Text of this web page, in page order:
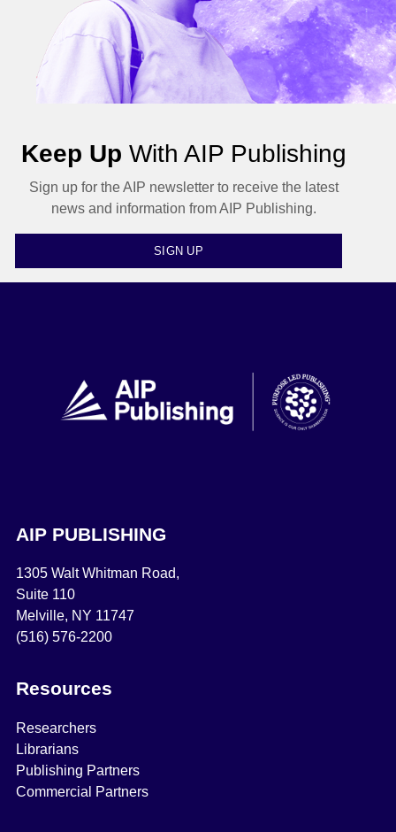
Keep Up With AIP Publishing
Sign up for the AIP newsletter to receive the latest
news and information from AIP Publishing.
SIGN UP
AIP PUBLISHING
1305 Walt Whitman Road,
Suite 110
Melville, NY 11747
(516) 576-2200
Resources
Researchers
Librarians
Publishing Partners
Commercial Partners